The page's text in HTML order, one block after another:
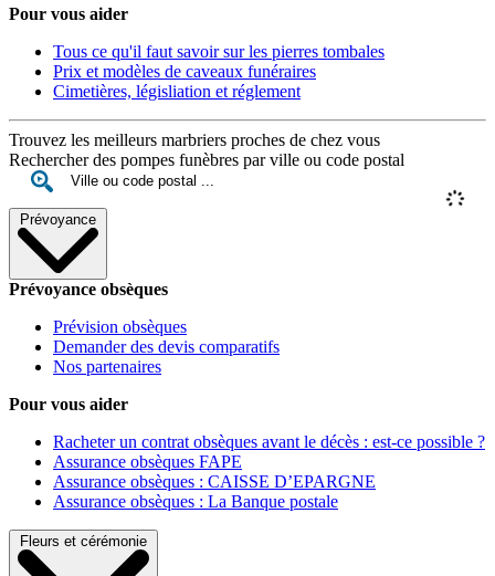
Pour vous aider
Tous ce qu'il faut savoir sur les pierres tombales
Prix et modèles de caveaux funéraires
Cimetières, législiation et réglement
Trouvez les meilleurs marbriers proches de chez vous
Rechercher des pompes funèbres par ville ou code postal
Prévoyance
Prévoyance obsèques
Prévision obsèques
Demander des devis comparatifs
Nos partenaires
Pour vous aider
Racheter un contrat obsèques avant le décès : est-ce possible ?
Assurance obsèques FAPE
Assurance obsèques : CAISSE D’EPARGNE
Assurance obsèques : La Banque postale
Fleurs et cérémonie